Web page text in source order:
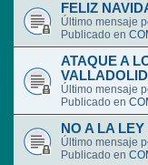
FELIZ
Último mensaje
Publicado en
ATAQUE A
VALLADOLID
Último mensaje
Publicado en
NO A LA
Último mensaje
Publicado en